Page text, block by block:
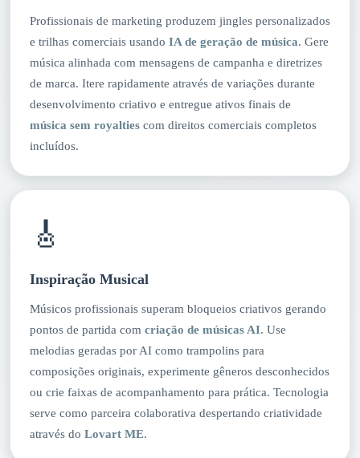
Profissionais de marketing produzem jingles personalizados
e trilhas comerciais usando IA de geração de música. Gere
música alinhada com mensagens de campanha e diretrizes
de marca. Itere rapidamente através de variações durante
desenvolvimento criativo e entregue ativos finais de
música sem royalties com direitos comerciais completos
incluídos.
🎸
Inspiração Musical
Músicos profissionais superam bloqueios criativos gerando
pontos de partida com criação de músicas AI. Use
melodias geradas por AI como trampolins para
composições originais, experimente gêneros desconhecidos
ou crie faixas de acompanhamento para prática. Tecnologia
serve como parceira colaborativa despertando criatividade
através do Lovart ME.